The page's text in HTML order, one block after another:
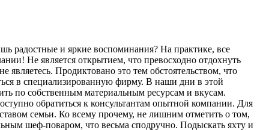
радостные и яркие воспоминания? На практике, все
Не является открытием, что превосходно отдохнуть
Продиктовано это тем обстоятельством, что
в специализированную фирму. В наши дни в этой
по собственным материальным ресурсам и вкусам.
обратиться к консультантам опытной компании. Для
семьи. Ко всему прочему, не лишним отметить о том,
шеф-поваром, что весьма сподручно. Подыскать яхту и